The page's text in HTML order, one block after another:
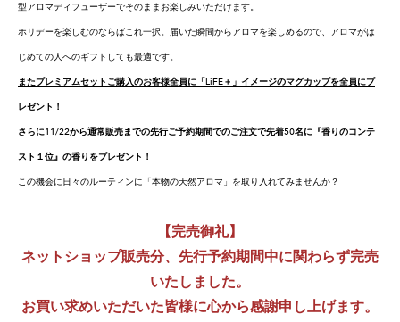
型アロマディフューザーでそのままお楽しみいただけます。
ホリデーを楽しむのならばこれ一択。届いた瞬間からアロマを楽しめるので、アロマがは
じめての人へのギフトしても最適です。
またプレミアムセットご購入のお客様全員に「LiFE＋」イメージのマグカップを全員にプ
レゼント！
さらに11/22から通常販売までの先行ご予約期間でのご注文で先着50名に『香りのコンテ
スト１位』の香りをプレゼント！
この機会に日々のルーティンに「本物の天然アロマ」を取り入れてみませんか？
【完売御礼】
​ネットショップ販売分、先行予約期間中に関わらず完売
いたしました。
お買い求めいただいた皆様に心から感謝申し上げます。